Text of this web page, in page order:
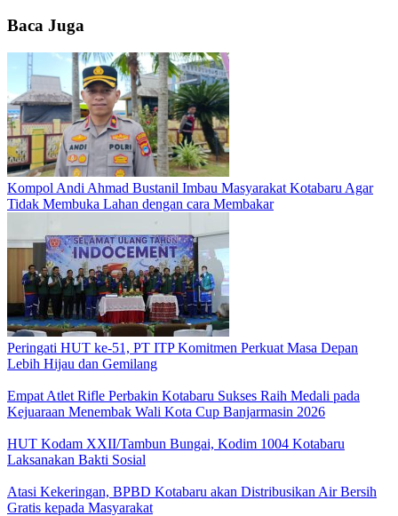
Baca Juga
Kompol Andi Ahmad Bustanil Imbau Masyarakat Kotabaru Agar
Tidak Membuka Lahan dengan cara Membakar
Peringati HUT ke-51, PT ITP Komitmen Perkuat Masa Depan
Lebih Hijau dan Gemilang
Empat Atlet Rifle Perbakin Kotabaru Sukses Raih Medali pada
Kejuaraan Menembak Wali Kota Cup Banjarmasin 2026
HUT Kodam XXII/Tambun Bungai, Kodim 1004 Kotabaru
Laksanakan Bakti Sosial
Atasi Kekeringan, BPBD Kotabaru akan Distribusikan Air Bersih
Gratis kepada Masyarakat